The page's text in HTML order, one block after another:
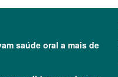
saúde oral a mais de